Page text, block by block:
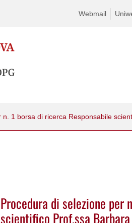
Webmail
Procedura di selezione per
scientifico Prof.ssa